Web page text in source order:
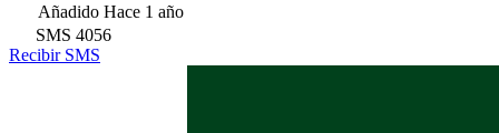
Añadido Hace 1 año
SMS 4056
Recibir SMS